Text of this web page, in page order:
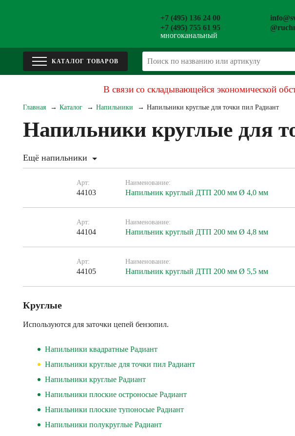
+7 (495) 136 24 00
+7 (495) 755 61 95
многоканальный
В связи со складывающейся экономической
Главная Каталог Напильники Напильники круглые для точки пил Радиант
Напильники круглые для
Ещё напильники
Арт:
44103
Наименование:
Напильник круглый ДТП 200 мм Ø 4,0 мм
Арт:
44104
Наименование:
Напильник круглый ДТП 200 мм Ø 4,8 мм
Арт:
44105
Наименование:
Напильник круглый ДТП 200 мм Ø 5,5 мм
Круглые
Используются для заточки цепей бензопил.
Напильники квадратные Радиант
Напильники круглые для точки пил Радиант
Напильники круглые Радиант
Напильники плоские остроносые Радиант
Напильники плоские тупоносые Радиант
Напильники полукруглые Радиант